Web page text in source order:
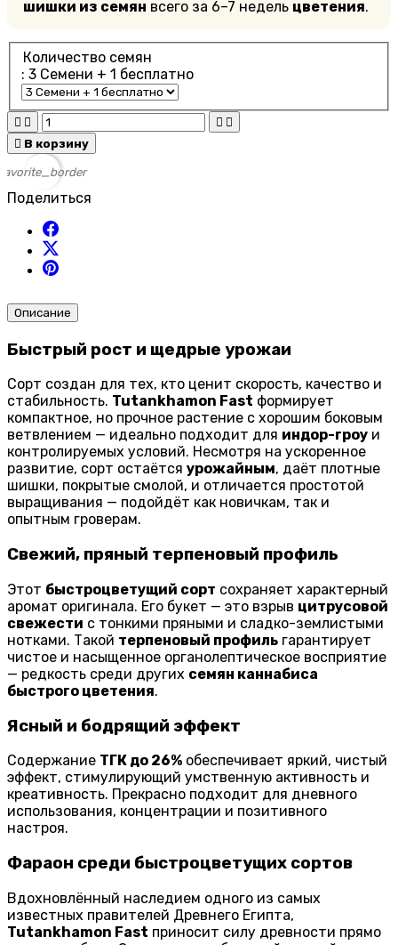
шишки из семян всего за 6–7 недель цветения.
Количество семян
: 3 Cемени + 1 бесплатно
   
 В корзину
favorite_border
Поделиться
Описание
Быстрый рост и щедрые урожаи
Сорт создан для тех, кто ценит скорость, качество и
стабильность. Tutankhamon Fast формирует
компактное, но прочное растение с хорошим боковым
ветвлением — идеально подходит для индор-гроу и
контролируемых условий. Несмотря на ускоренное
развитие, сорт остаётся урожайным, даёт плотные
шишки, покрытые смолой, и отличается простотой
выращивания — подойдёт как новичкам, так и
опытным гроверам.
Свежий, пряный терпеновый профиль
Этот быстроцветущий сорт сохраняет характерный
аромат оригинала. Его букет — это взрыв цитрусовой
свежести с тонкими пряными и сладко-землистыми
нотками. Такой терпеновый профиль гарантирует
чистое и насыщенное органолептическое восприятие
— редкость среди других семян каннабиса
быстрого цветения.
Ясный и бодрящий эффект
Содержание ТГК до 26% обеспечивает яркий, чистый
эффект, стимулирующий умственную активность и
креативность. Прекрасно подходит для дневного
использования, концентрации и позитивного
настроя.
Фараон среди быстроцветущих сортов
Вдохновлённый наследием одного из самых
известных правителей Древнего Египта,
Tutankhamon Fast приносит силу древности прямо